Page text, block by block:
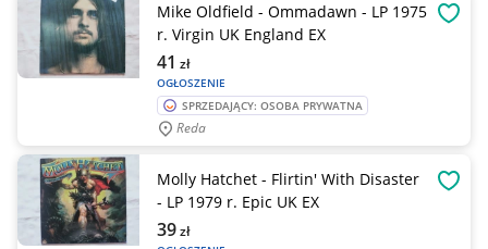
Mike Oldfield - Ommadawn - LP 1975
r. Virgin UK England EX
OGŁOSZENIE
41 zł
SPRZEDAJĄCY: OSOBA PRYWATNA
Reda
Molly Hatchet - Flirtin' With Disaster
- LP 1979 r. Epic UK EX
39zł